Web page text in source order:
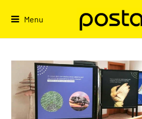
Menu